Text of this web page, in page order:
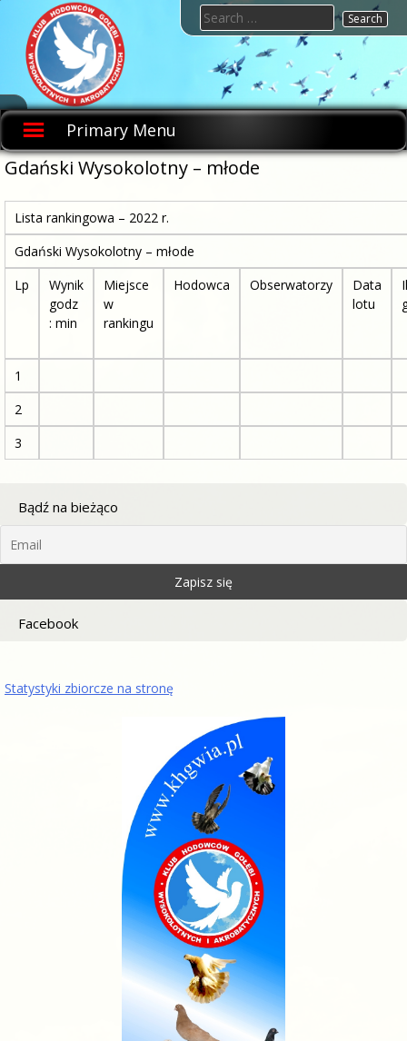
content
KHGWIA.PL
Klub
hodowców
gołębi
wysokolotnych
i
akrobatycznych
Primary Menu
Search
for:
Gdański Wysokolotny – młode
Lista rankingowa – 2022 r.
Gdański Wysokolotny – młode
Lp
Wynik
godz
: min
Miejsce
w
rankingu
Hodowca Obserwatorzy
Data
lotu
1
2
3
Bądź na bieżąco
Facebook
Statystyki zbiorcze na stronę